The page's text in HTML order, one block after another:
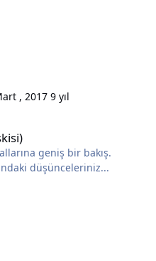
, 20179 yıl
geniş bir bakış.
düşünceleriniz...